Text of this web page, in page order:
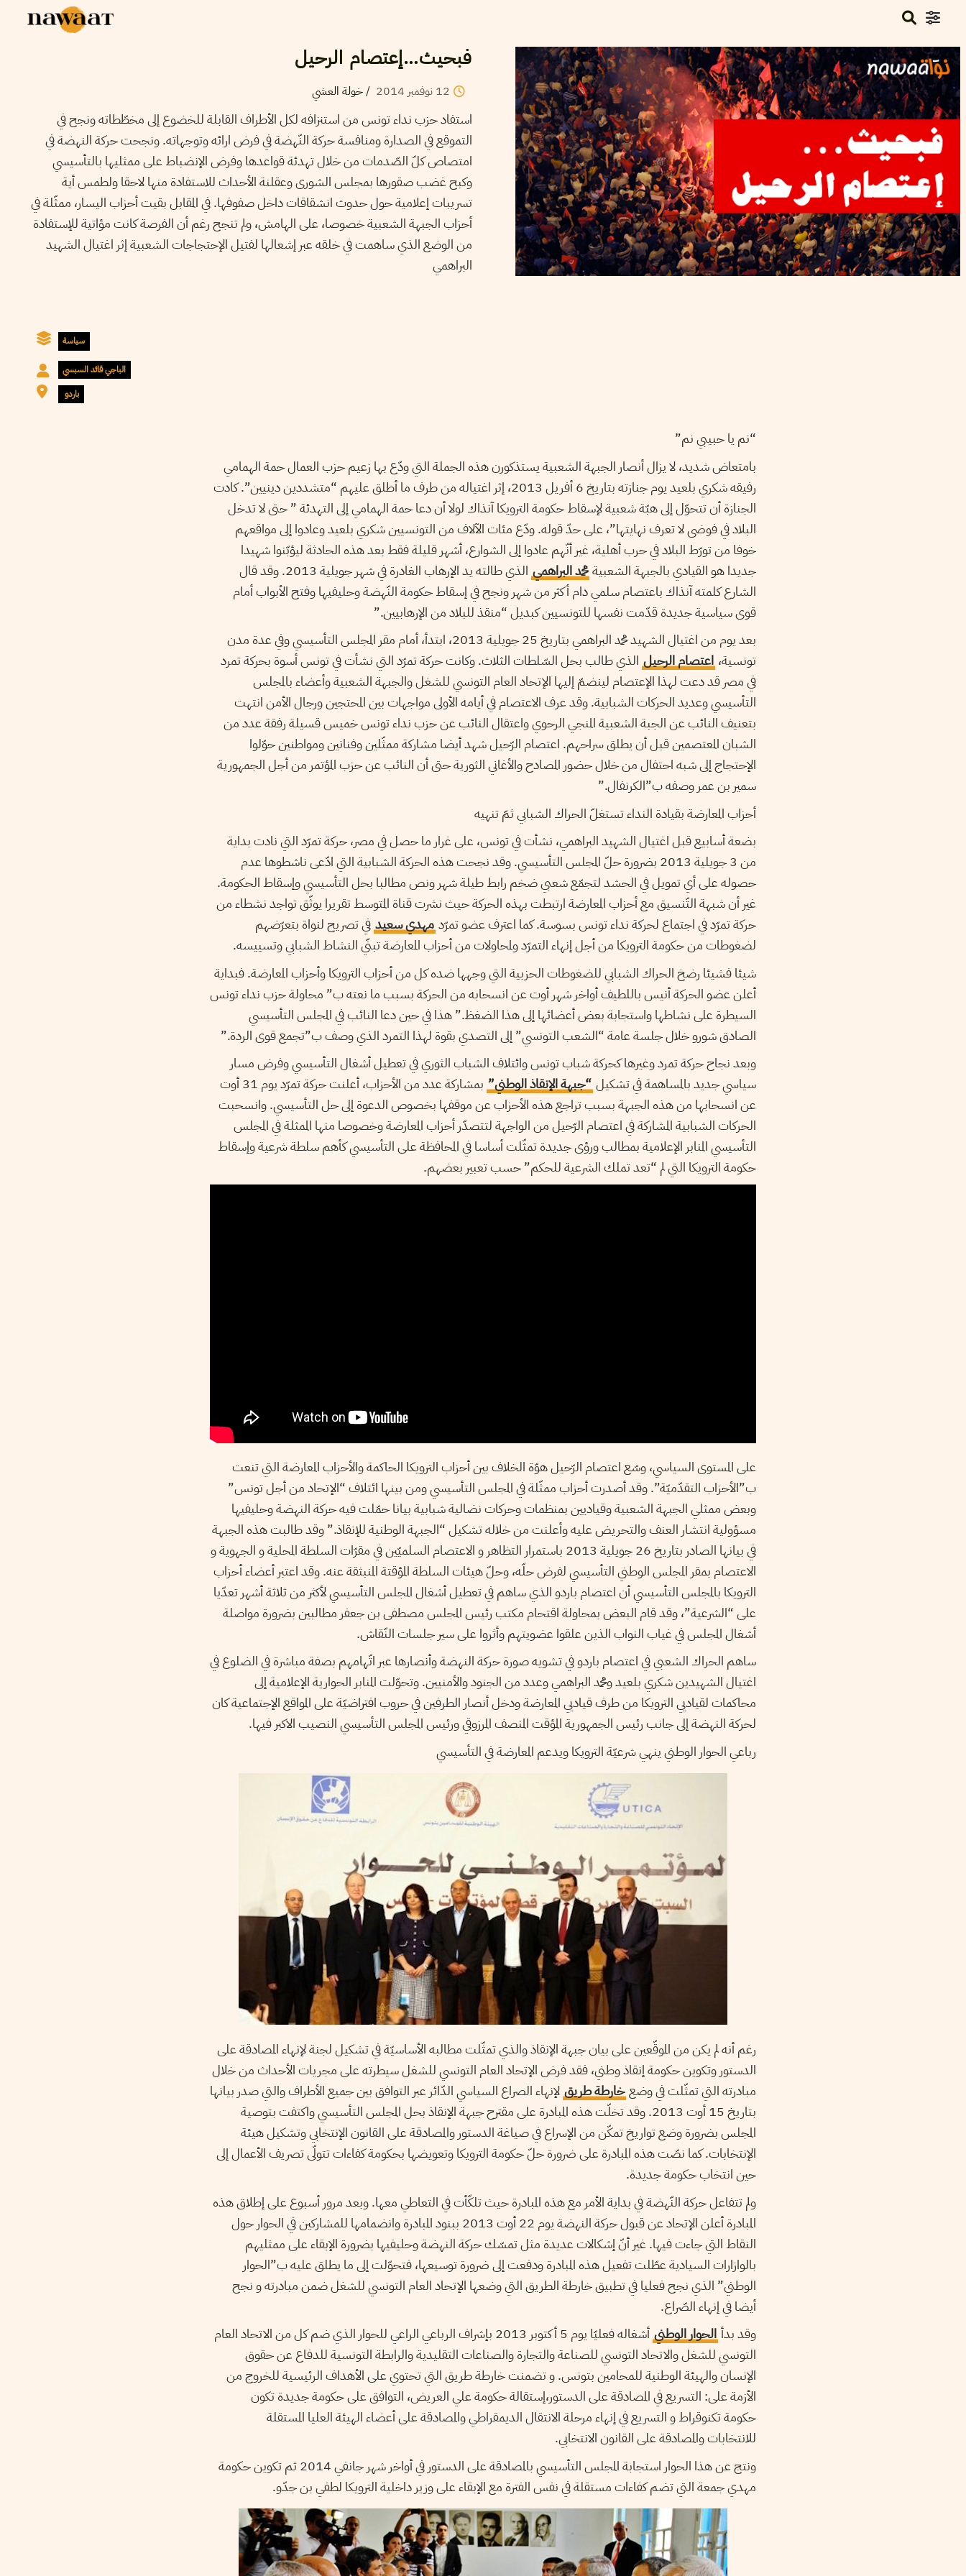
فبحيث…إعتصام الرحيل
12 نوفمبر 2014
/خولة العشي
استفاد حزب نداء تونس من استنزافه لكل الأطراف القابلة للخضوع إلى مخطّطاته ونجح في
التموقع في الصدارة ومنافسة حركة النّهضة في فرض ارائه وتوجهاته. ونجحت حركة النهضة في
امتصاص كلّ الصّدمات من خلال تهدئة قواعدها وفرض الإنضباط على ممثليها بالتأسيسي
وكبح غضب صقورها بمجلس الشورى وعقلنة الأحداث للاستفادة منها لاحقا ولطمس أية
تسريبات إعلامية حول حدوث انشقاقات داخل صفوفها. في المقابل بقيت أحزاب اليسار، ممثّلة في
أحزاب الجبهة الشعبية خصوصا، على الهامش، ولم تنجح رغم أن الفرصة كانت مؤاتية للإستفادة
من الوضع الذي ساهمت في خلقه عبر إشعالها لفتيل الإحتجاجات الشعبية إثر اغتيال الشهيد
البراهمي
سياسة
الباجي قائد السبسي
باردو
“نم يا حبيبي نم”
بامتعاض شديد، لا يزال أنصار الجبهة الشعبية يستذكورن هذه الجملة التي ودّع بها زعيم حزب العمال حمة الهمامي
رفيقه شكري بلعيد يوم جنازته بتاريخ 6 أفريل 2013، إثر اغتياله من طرف ما أطلق عليهم “متشددين دينيين”. كادت
الجنازة أن تتحوّل إلى هبّة شعبية لإسقاط حكومة الترويكا آنذاك لولا أن دعا حمة الهمامي إلى التهدئة ” حتى لا تدخل
البلاد في فوضى لا تعرف نهايتها”، على حدّ قوله. ودّع مئات الآلاف من التونسيين شكري بلعيد وعادوا إلى مواقعهم
خوفا من تورّط البلاد في حرب أهلية، غير أنّهم عادوا إلى الشوارع، أشهر قليلة فقط بعد هذه الحادثة ليؤبّنوا شهيدا
جديدا هو القيادي بالجبهة الشعبية محمد البراهمي
الذي طالته يد الإرهاب الغادرة في شهر جويلية 2013. وقد قال
الشارع كلمته آنذاك باعتصام سلمي دام أكثر من شهر ونجح في إسقاط حكومة النّهضة وحليفيها وفتح الأبواب أمام
قوى سياسية جديدة قدّمت نفسها للتونسيين كبديل “منقذ للبلاد من الإرهابيين.”
بعد يوم من اغتيال الشهيد محمد البراهمي بتاريخ 25 جويلية 2013، ابتدأ، أمام مقر المجلس التأسيسي وفي عدة مدن
تونسية، اعتصام الرحيل الذي طالب بحل السّلطات الثلاث. وكانت حركة تمرّد التي نشأت في تونس أسوة بحركة تمرد
في مصر قد دعت لهذا الإعتصام لينضمّ إليها الإتحاد العام التونسي للشغل والجبهة الشعبية وأعضاء بالمجلس
التأسيسي وعديد الحركات الشبابية. وقد عرف الاعتصام في أيامه الأولى مواجهات بين المحتجين ورجال الأمن انتهت
بتعنيف النائب عن الجبة الشعبية المنجي الرحوي واعتقال النائب عن حزب نداء تونس خميس قسيلة رفقة عدد من
الشبان المعتصمين قبل أن يطلق سراحهم. اعتصام الرّحيل شهد أيضا مشاركة ممثّلين وفنانين ومواطنين حوّلوا
الإحتجاج إلى شبه احتفال من خلال حضور المصادح والأغاني الثورية حتى أن النائب عن حزب المؤتمر من أجل الجمهورية
سمير بن عمر وصفه ب”الكرنفال.”
أحزاب المعارضة بقيادة النداء تستغلّ الحراك الشبابي ثمّ تنهيه
بضعة أسابيع قبل اغتيال الشهيد البراهمي، نشأت في تونس، على غرار ما حصل في مصر، حركة تمرّد التي نادت بداية
من 3 جويلية 2013 بضرورة حلّ المجلس التأسيسي. وقد نجحت هذه الحركة الشبابية التي ادّعى ناشطوها عدم
حصوله على أي تمويل في الحشد لتجمّع شعبي ضخم رابط طيلة شهر ونص مطالبا بحل التأسيسي وإسقاط الحكومة.
غير أن شبهة التّنسيق مع أحزاب المعارضة ارتبطت بهذه الحركة حيث نشرت قناة المتوسط تقريرا يوثّق تواجد نشطاء من
حركة تمرّد في اجتماع لحركة نداء تونس بسوسة. كما اعترف عضو تمرّد مهدي سعيد في تصريح لنواة بتعرّضهم
لضغوطات من حكومة الترويكا من أجل إنهاء التمرّد ولمحاولات من أحزاب المعارضة تبنّي النشاط الشبابي وتسييسه.
شيئا فشيئا رضخ الحراك الشبابي للضغوطات الحزبية التي وجهها ضده كل من أحزاب الترويكا وأحزاب المعارضة. فبداية
أعلن عضو الحركة أنيس باللطيف أواخر شهر أوت عن انسحابه من الحركة بسبب ما نعته ب” محاولة حزب نداء تونس
السيطرة على نشاطها واستجابة بعض أعضائها إلى هذا الضغظ.” هذا في حين دعا النائب في المجلس التأسيسي
الصادق شورو خلال جلسة عامة “الشعب التونسي” إلى التصدي بقوة لهذا التمرد الذي وصف ب”تجمع قوى الردة.”
وبعد نجاح حركة تمرد وغيرها كحركة شباب تونس وائتلاف الشباب الثوري في تعطيل أشغال التأسيسي وفرض مسار
سياسي جديد بالمساهمة في تشكيل “جبهة الإنقاذ الوطني”
بمشاركة عدد من الأحزاب، أعلنت حركة تمرّد يوم 31 أوت
عن انسحابها من هذه الجبهة بسبب تراجع هذه الأحزاب عن موقفها بخصوص الدعوة إلى حل التأسيسي. وانسحبت
الحركات الشبابية المشاركة في اعتصام الرّحيل من الواجهة لتتصدّر أحزاب المعارضة وخصوصا منها الممثلة في المجلس
التأسيسي المنابر الإعلامية بمطالب ورؤى جديدة تمثّلت أساسا في المحافظة على التأسيسي كأهم سلطة شرعية وإسقاط
حكومة الترويكا التي لم “تعد تملك الشرعية للحكم” حسب تعبير بعضهم.
على المستوى السياسي، وسّع اعتصام الرّحيل هوّة الخلاف بين أحزاب الترويكا الحاكمة والأحزاب المعارضة التي تنعت
ب”الأحزاب التقدّميّة”. وقد أصدرت أحزاب ممثّلة في المجلس التأسيسي ومن بينها ائتلاف “الإتحاد من أجل تونس”
وبعض ممثلي الجبهة الشعبية وقياديين بمنظمات وحركات نضالية شبابية بيانا حمّلت فيه حركة النهضة وحليفيها
مسؤولية انتشار العنف والتحريض عليه وأعلنت من خلاله تشكيل “الجبهة الوطنية للإنقاذ.” وقد طالبت هذه الجبهة
في بيانها الصادر بتاريخ 26 جويلية 2013 باستمرار التظاهر و الاعتصام السلميّين في مقرّات السلطة المحلية و الجهوية و
الاعتصام بمقر المجلس الوطني التأسيسي لفرض حلّه، وحلّ هيئات السلطة المؤقتة المنبثقة عنه. وقد اعتبر أعضاء أحزاب
الترويكا بالمجلس التأسيسي أن اعتصام باردو الذي ساهم في تعطيل أشغال المجلس التأسيسي لأكثر من ثلاثة أشهر تعدّيا
على “الشرعية”، وقد قام البعض بمحاولة اقتحام مكتب رئيس المجلس مصطفى بن جعفر مطالبين بضرورة مواصلة
أشغال المجلس في غياب النواب الذين علقوا عضويتهم وأثروا على سير جلسات النّقاش.
ساهم الحراك الشعبي في اعتصام باردو في تشويه صورة حركة النهضة وأنصارها عبر اتّهامهم بصفة مباشرة في الضلوع في
اغتيال الشهيدين شكري بلعيد ومحمد البراهمي وعدد من الجنود والأمنيين. وتحوّلت المنابر الحوارية الإعلامية إلى
محاكمات لقياديي الترويكا من طرف قياديي المعارضة ودخل أنصار الطرفين في حروب افتراضيّة على المواقع الإجتماعية كان
لحركة النهضة إلى جانب رئيس الجمهورية المؤقت المنصف المرزوقي ورئيس المجلس التأسيسي النصيب الاكبر فيها.
رباعي الحوار الوطني ينهي شرعيّة الترويكا ويدعم المعارضة في التأسيسي
رغم أنه لم يكن من الموقّعين على بيان جبهة الإنقاذ والذي تمثّلت مطالبه الأساسيّة في تشكيل لجنة لإنهاء المصادقة على
الدستور وتكوين حكومة إنقاذ وطني، فقد فرض الإتحاد العام التونسي للشغل سيطرته على مجريات الأحداث من خلال
مبادرته التي تمثّلت في وضع خارطة طريق لإنهاء الصراع السياسي الدّائر عبر التوافق بين جميع الأطراف والتي صدر بيانها
بتاريخ 15 أوت 2013. وقد تخلّت هذه المبادرة على مقترح جبهة الإنقاذ بحل المجلس التأسيسي واكتفت بتوصية
المجلس بضرورة وضع تواريخ تمكّن من الإسراع في صياغة الدستور والمصادقة على القانون الإنتخابي وتشكيل هيئة
الإنتخابات. كما نصّت هذه المبادرة على ضرورة حلّ حكومة الترويكا وتعويضها بحكومة كفاءات تتولّى تصريف الأعمال إلى
حين انتخاب حكومة جديدة.
ولم تتفاعل حركة النّهضة في بداية الأمر مع هذه المبادرة حيث تلكّأت في التعاطي معها. وبعد مرور أسبوع على إطلاق هذه
المبادرة أعلن الإتحاد عن قبول حركة النهضة يوم 22 أوت 2013 ببنود المبادرة وانضمامها للمشاركين في الحوار حول
النقاط التي جاءت فيها. غير أنّ إشكالات عديدة مثل تمسّك حركة النهضة وحليفيها بضرورة الإبقاء على ممثليهم
بالوازارات السيادية عطّلت تفعيل هذه المبادرة ودفعت إلى ضرورة توسيعها، فتحوّلت إلى ما يطلق عليه ب”الحوار
الوطني” الذي نجح فعليا في تطبيق خارطة الطريق التي وضعها الإتحاد العام التونسي للشغل ضمن مبادرته و نجح
أيضا في إنهاء الصّراع.
وقد بدأ الحوار الوطني
أشغاله فعليّا يوم 5 أكتوبر 2013 بإشراف الرباعي الراعي للحوار الذي ضم كل من الاتحاد العام
التونسي للشغل والاتحاد التونسي للصناعة والتجارة والصناعات التقليدية والرابطة التونسية للدفاع عن حقوق
الإنسان والهيئة الوطنية للمحامين بتونس. و تضمنت خارطة طريق التي تحتوي على الأهداف الرئيسية للخروج من
الأزمة على: التسريع في المصادقة على الدستور،إستقالة حكومة علي العريض، التوافق على حكومة جديدة تكون
حكومة تكنوقراط و التسريع في إنهاء مرحلة الانتقال الديمقراطي والمصادقة على أعضاء الهيئة العليا المستقلة
للانتخابات والمصادقة على القانون الانتخابي.
ونتج عن هذا الحوار استجابة المجلس التأسيسي بالمصادقة على الدستور في أواخر شهر جانفي 2014 ثم تكوين حكومة
مهدي جمعة التي تضم كفاءات مستقلة في نفس الفترة مع الإبقاء على وزير داخلية الترويكا لطفي بن جدّو.